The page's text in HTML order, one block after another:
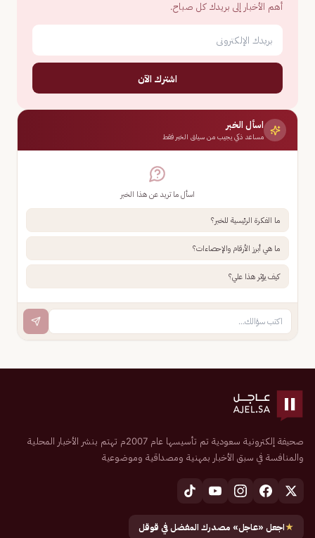
أهم الأخبار إلى بريدك كل صباح.
اشترك الآن
اسأل الخبر
مساعد ذكي يجيب من سياق الخبر فقط
اسأل ما تريد عن هذا الخبر
ما الفكرة الرئيسية للخبر؟
ما هي أبرز الأرقام والإحصاءات؟
كيف يؤثر هذا علي؟
صحيفة إلكترونية سعودية تم تأسيسها عام 2007م تهتم بنشر الأخبار المحلية
والمنافسة في سبق الأخبار بمهنية ومصداقية وموضوعية
★اجعل «عاجل» مصدرك المفضل في قوقل